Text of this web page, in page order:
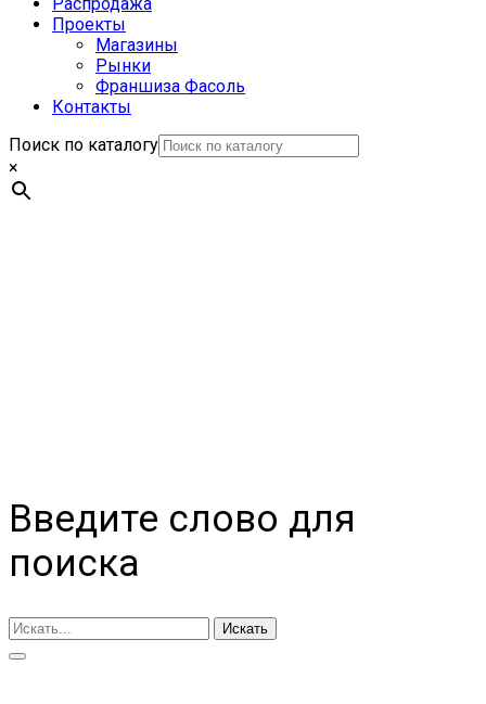
Проекты
Магазины
Рынки
Франшиза Фасоль
Контакты
Поиск по каталогу
×
Введите слово для
поиска
Искать